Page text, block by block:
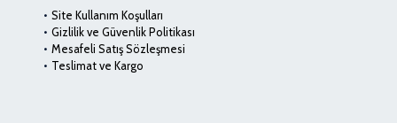
Site Kullanım Koşulları
Gizlilik ve Güvenlik Politikası
Mesafeli Satış Sözleşmesi
Teslimat ve Kargo